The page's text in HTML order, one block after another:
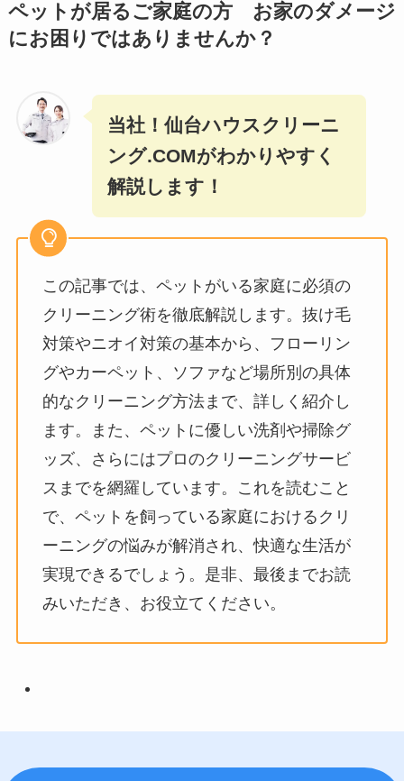
ペットが居るご家庭の方 お家のダメージ
にお困りではありませんか？
当社！仙台ハウスクリーニ
ング.COMがわかりやすく
解説します！
この記事では、ペットがいる家庭に必須の
クリーニング術を徹底解説します。抜け毛
対策やニオイ対策の基本から、フローリン
グやカーペット、ソファなど場所別の具体
的なクリーニング方法まで、詳しく紹介し
ます。また、ペットに優しい洗剤や掃除グ
ッズ、さらにはプロのクリーニングサービ
スまでを網羅しています。これを読むこと
で、ペットを飼っている家庭におけるクリ
ーニングの悩みが解消され、快適な生活が
実現できるでしょう。是非、最後までお読
みいただき、お役立てください。